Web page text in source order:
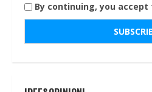
By continuing, you